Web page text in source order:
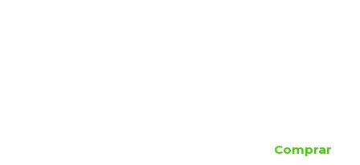
Comprar